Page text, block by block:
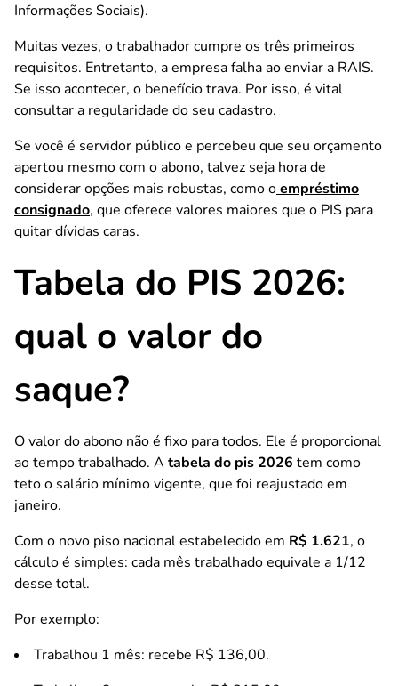
Informações Sociais).
Muitas vezes, o trabalhador cumpre os três primeiros
requisitos. Entretanto, a empresa falha ao enviar a RAIS.
Se isso acontecer, o benefício trava. Por isso, é vital
consultar a regularidade do seu cadastro.
Se você é servidor público e percebeu que seu orçamento
apertou mesmo com o abono, talvez seja hora de
considerar opções mais robustas, como oempréstimo
consignado, que oferece valores maiores que o PIS para
quitar dívidas caras.
Tabela do PIS 2026:
qual o valor do
saque?
O valor do abono não é fixo para todos. Ele é proporcional
ao tempo trabalhado. A tabela do pis 2026 tem como
teto o salário mínimo vigente, que foi reajustado em
janeiro.
Com o novo piso nacional estabelecido em R$ 1.621, o
cálculo é simples: cada mês trabalhado equivale a 1/12
desse total.
Por exemplo:
Trabalhou 1 mês: recebe R$ 136,00.